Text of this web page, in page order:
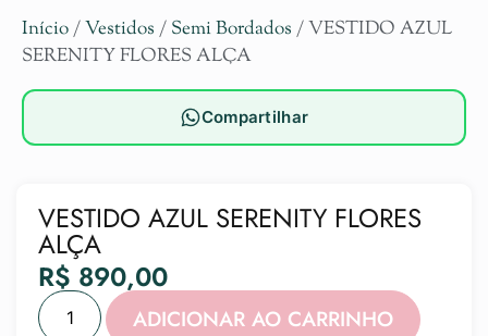
Início/Vestidos / Semi Bordados / VESTIDO AZUL
SERENITY FLORES ALÇA
Compartilhar
VESTIDO AZUL SERENITY FLORES
ALÇA
R$ 890,00
ADICIONAR AO CARRINHO